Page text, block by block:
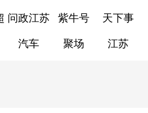
问政江苏 紫牛号 天下事
汽车 聚场 江苏